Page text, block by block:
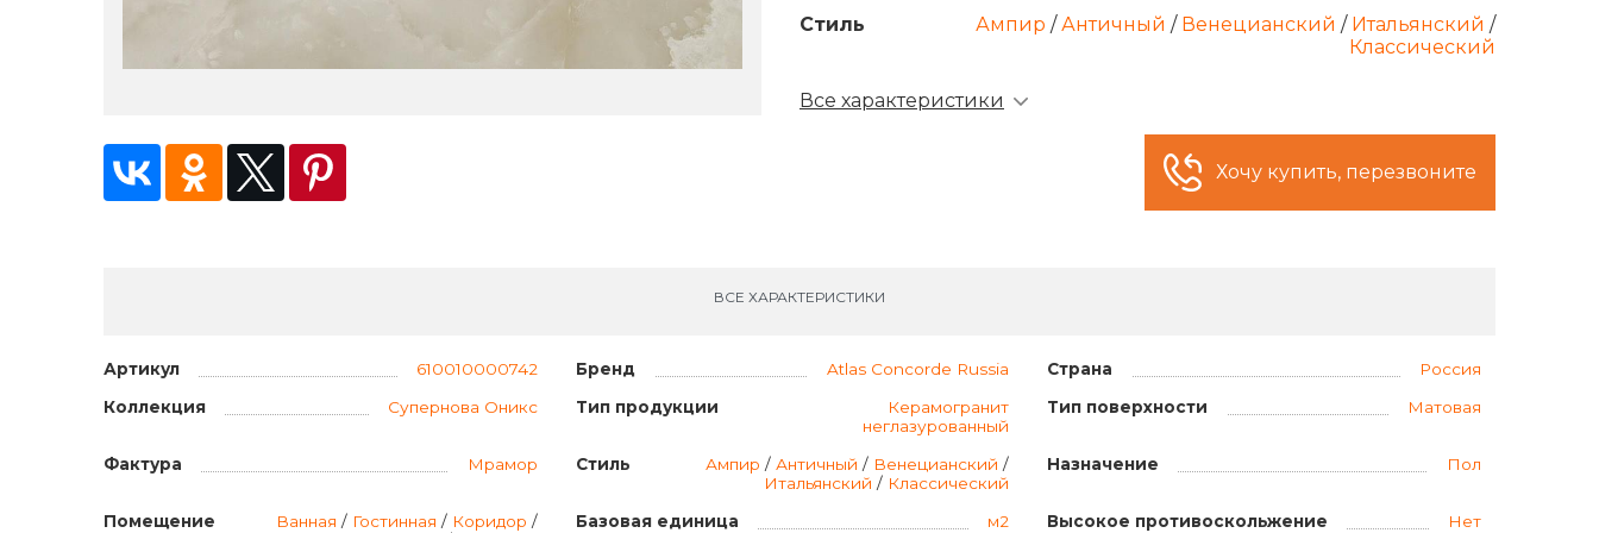
Стиль Ампир /Античный / Венецианский / Итальянский /
Классический
Все характеристики
Хочу купить, перезвоните
ВСЕ ХАРАКТЕРИСТИКИ
Артикул 610010000742 Бренд Atlas Concorde Russia Страна
Россия
Коллекция
Супернова Оникс Тип продукции
Керамогранит
неглазурованный
Тип поверхности Матовая
Фактура Мрамор Стиль Ампир /Античный / Венецианский /
Итальянский / Классический
Назначение Пол
Помещение Ванная / Гостинная / Коридор /
Базовая единица м2 Высокое противоскольжение Нет